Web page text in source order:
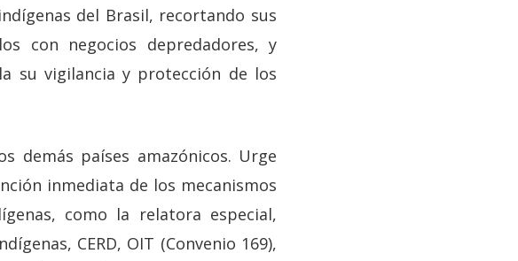
del Brasil, recortando sus
con negocios depredadores, y
su vigilancia y protección de los
demás países amazónicos. Urge
inmediata de los mecanismos
como la relatora especial,
CERD, OIT (Convenio 169),